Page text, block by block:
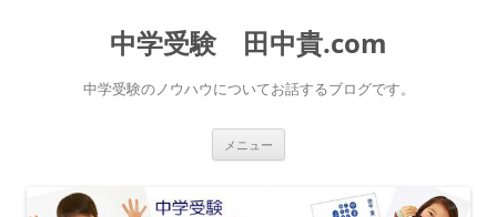
中学受験 田中貴.com
中学受験のノウハウについてお話するブログです。
メニュー